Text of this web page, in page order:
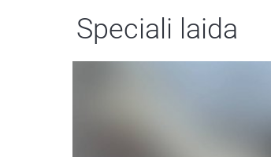
Speciali laida